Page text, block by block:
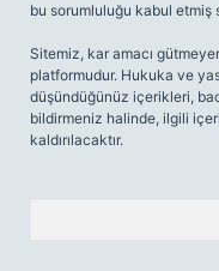
bu sorumluluğu kabul etmiş
Sitemiz, kar amacı
platformudur. Hukuka ve
düşündüğünüz içerikleri,
bildirmeniz halinde, ilgili
kaldırılacaktır.